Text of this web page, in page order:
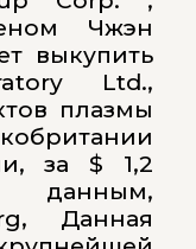
Чжэн
выкупить
Ltd.,
плазмы
за $ 1,2
данным,
Данная